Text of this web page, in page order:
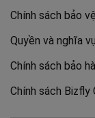
Chính sách bảo
Quyền và nghĩa vụ
Chính sách bảo
Chính sách Bizfly